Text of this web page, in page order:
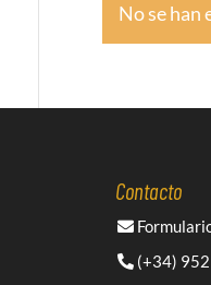
No se han
Contacto
(+34)